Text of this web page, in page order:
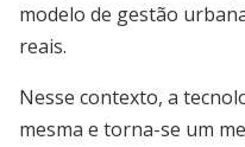
modelo de gestão
reais.
Nesse contexto, a
mesma e torna-se um